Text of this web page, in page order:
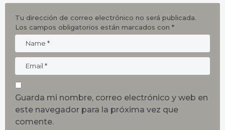
Tu dirección de correo electrónico no será publicada.
Los campos obligatorios están marcados con *
Guarda mi nombre, correo electrónico y web en
este navegador para la próxima vez que
comente.